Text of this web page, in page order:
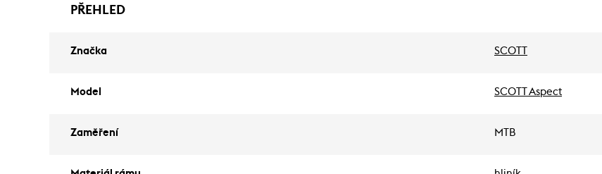
PŘEHLED
Značka SCOTT
Model SCOTT Aspect
Zaměření MTB